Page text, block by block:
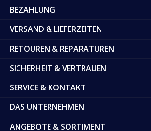
BEZAHLUNG
VERSAND & LIEFERZEITEN
RETOUREN & REPARATUREN
SICHERHEIT & VERTRAUEN
SERVICE & KONTAKT
DAS UNTERNEHMEN
ANGEBOTE & SORTIMENT